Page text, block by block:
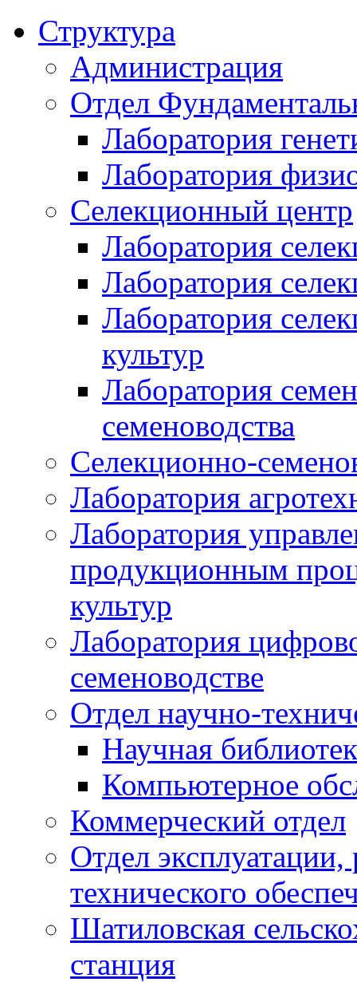
Структура
Администрация
Отдел
Лаборатория
Лаборатория
Селекционный центр
Лаборатория
Лаборатория
Лаборатория
культур
Лаборатория
семеноводства
Селекционно-
Лаборатория
Лаборатория
продукционным
культур
Лаборатория
семеноводстве
Отдел научно-
Научная
Компьютерное
Коммерческий отдел
Отдел
технического
Шатиловская
станция